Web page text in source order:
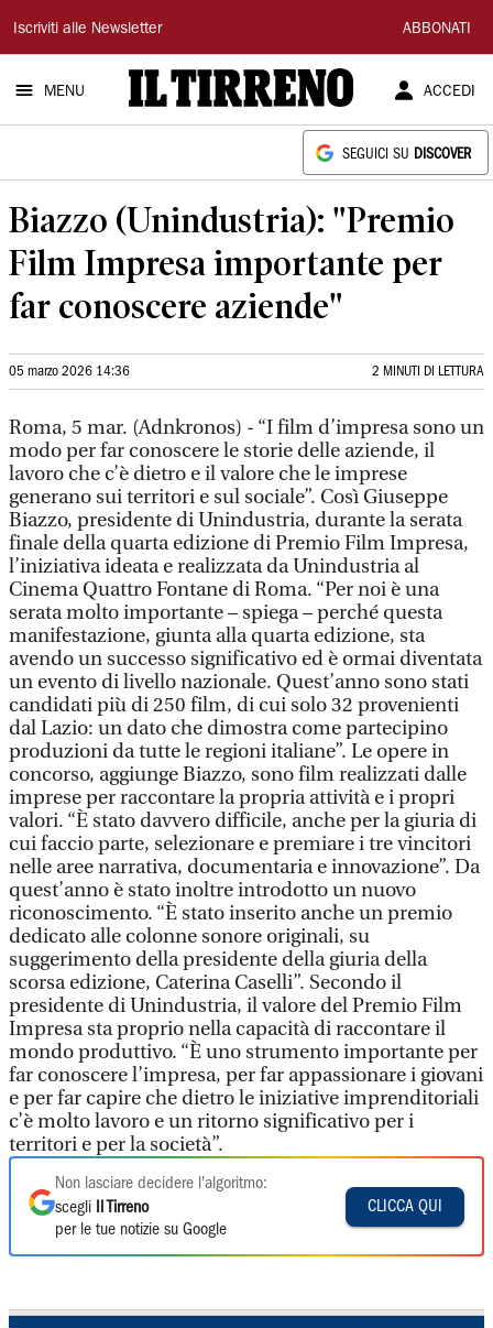
Il
Tirreno
Iscriviti alle Newsletter ABBONATI
MENU ACCEDI
SEGUICI SU DISCOVER
Biazzo (Unindustria): "Premio
Film Impresa importante per
far conoscere aziende"
05 marzo 2026 14:36 2 MINUTI DI LETTURA
Roma, 5 mar. (Adnkronos) - “I film d’impresa sono un
modo per far conoscere le storie delle aziende, il
lavoro che c’è dietro e il valore che le imprese
generano sui territori e sul sociale”. Così Giuseppe
Biazzo, presidente di Unindustria, durante la serata
finale della quarta edizione di Premio Film Impresa,
l’iniziativa ideata e realizzata da Unindustria al
Cinema Quattro Fontane di Roma. “Per noi è una
serata molto importante – spiega – perché questa
manifestazione, giunta alla quarta edizione, sta
avendo un successo significativo ed è ormai diventata
un evento di livello nazionale. Quest’anno sono stati
candidati più di 250 film, di cui solo 32 provenienti
dal Lazio: un dato che dimostra come partecipino
produzioni da tutte le regioni italiane”. Le opere in
concorso, aggiunge Biazzo, sono film realizzati dalle
imprese per raccontare la propria attività e i propri
valori. “È stato davvero difficile, anche per la giuria di
cui faccio parte, selezionare e premiare i tre vincitori
nelle aree narrativa, documentaria e innovazione”. Da
quest’anno è stato inoltre introdotto un nuovo
riconoscimento. “È stato inserito anche un premio
dedicato alle colonne sonore originali, su
suggerimento della presidente della giuria della
scorsa edizione, Caterina Caselli”. Secondo il
presidente di Unindustria, il valore del Premio Film
Impresa sta proprio nella capacità di raccontare il
mondo produttivo. “È uno strumento importante per
far conoscere l’impresa, per far appassionare i giovani
e per far capire che dietro le iniziative imprenditoriali
c’è molto lavoro e un ritorno significativo per i
territori e per la società”.
Non lasciare decidere l'algoritmo:
scegli
Il Tirreno
per le tue notizie su Google
CLICCA QUI